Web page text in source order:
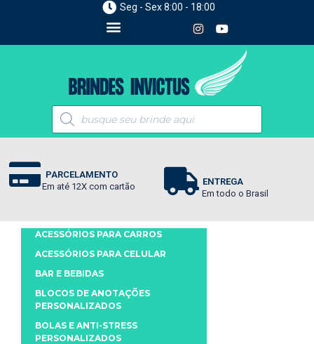
Seg - Sex 8:00 - 18:00
PARCELAMENTO
Em até 12X com cartão
ENTREGA
Em todo o Brasil
ACESSÓRIOS PARA CARROS
ACESSÓRIOS PARA CELULAR
BAR E BEBIDAS
BLOCOS DE ANOTAÇÕES
PERSONALIZADOS
BOLAS E ANTI-STRESS
PERSONALIZADOS